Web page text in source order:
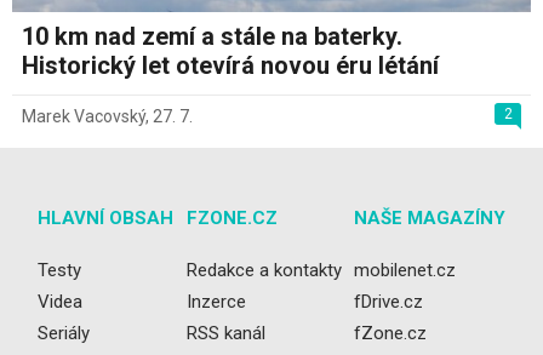
10 km nad zemí a stále na baterky.
Historický let otevírá novou éru létání
2
Marek Vacovský, 27. 7.
HLAVNÍ OBSAH
Testy
Videa
Seriály
FZONE.CZ
Redakce a kontakty
Inzerce
RSS kanál
NAŠE MAGAZÍNY
mobilenet.cz
fDrive.cz
fZone.cz